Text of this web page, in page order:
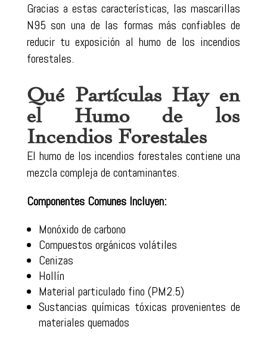
Gracias a estas características, las mascarillas
N95 son una de las formas más confiables de
reducir tu exposición al humo de los incendios
forestales.
Qué Partículas Hay en
el Humo de los
Incendios Forestales
El humo de los incendios forestales contiene una
mezcla compleja de contaminantes.
Componentes Comunes Incluyen:
Monóxido de carbono
Compuestos orgánicos volátiles
Cenizas
Hollín
Material particulado fino (PM2.5)
Sustancias químicas tóxicas provenientes de
materiales quemados